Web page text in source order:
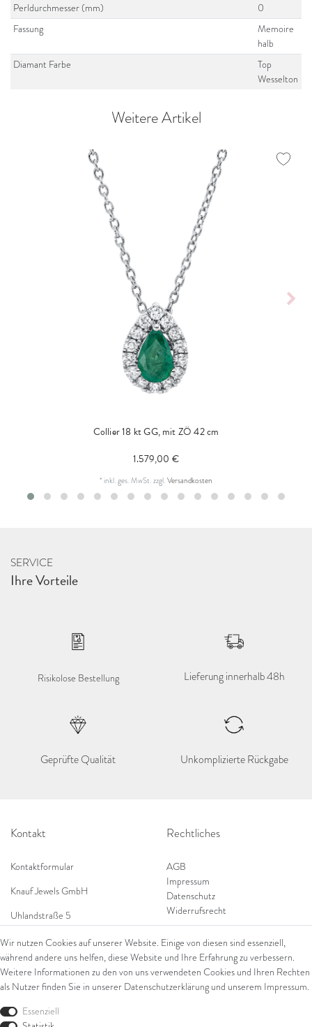
Perldurchmesser (mm)
0
Fassung
Memoire
halb
Diamant Farbe
Top
Wesselton
Weitere Artikel
Collier 18 kt GG, mit ZÖ 42 cm
1.579,00 €
* inkl. ges. MwSt.zzgl.Versandkosten
SERVICE
Ihre Vorteile
Risikolose Bestellung Lieferung innerhalb 48h
Geprüfte Qualität Unkomplizierte Rückgabe
Kontakt
Kontaktformular
Knauf Jewels GmbH
Uhlandstraße 5
Tel: 0049 (0) 173 84 727 84
Tel: 0044 (0)75 84 79 84 18
E-Mail: info@knauf-jewels.com
Shop
Rechtliches
AGB
Impressum
Datenschutz
Widerrufsrecht
Wir nutzen Cookies auf unserer Website. Einige von diesen sind essenziell,
während andere uns helfen, diese Website und Ihre Erfahrung zu verbessern.
Weitere Informationen zu den von uns verwendeten Cookies und Ihren Rechten
als Nutzer finden Sie in unserer Daten­schutz­erklärung und unserem Impressum.
Essenziell